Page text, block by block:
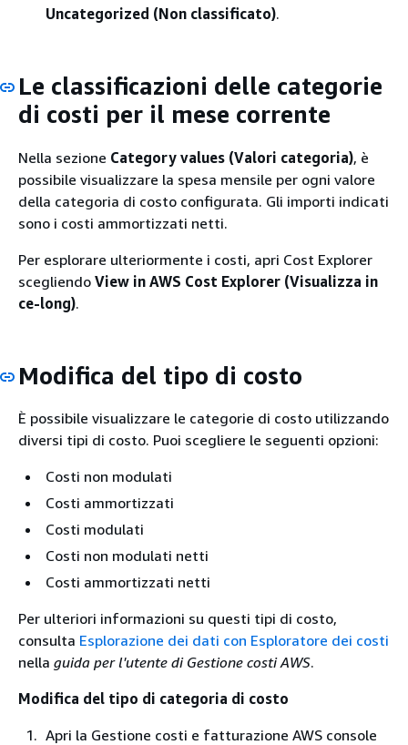
Uncategorized (Non classificato).
Le classificazioni delle categorie
di costi per il mese corrente
Nella sezione Category values (Valori categoria), è
possibile visualizzare la spesa mensile per ogni valore
della categoria di costo configurata. Gli importi indicati
sono i costi ammortizzati netti.
Per esplorare ulteriormente i costi, apri Cost Explorer
scegliendo View in AWS Cost Explorer (Visualizza in
ce-long).
Modifica del tipo di costo
È possibile visualizzare le categorie di costo utilizzando
diversi tipi di costo. Puoi scegliere le seguenti opzioni:
Costi non modulati
Costi ammortizzati
Costi modulati
Costi non modulati netti
Costi ammortizzati netti
Per ulteriori informazioni su questi tipi di costo,
consulta Esplorazione dei dati con Esploratore dei costi
nella guida per l'utente di Gestione costi AWS.
Modifica del tipo di categoria di costo
Apri la Gestione costi e fatturazione AWS console